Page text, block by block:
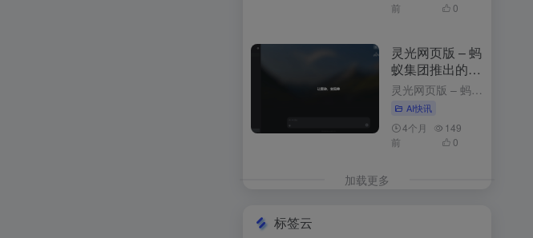
前
0
灵光网页版 – 蚂
蚁集团推出的AI
助手与应用生成
平台
灵光网页版 – 蚂蚁集团推出的AI助手与应用生成平台 3个月前更新 灵光网页版是什么 网页版是智能对话与应用生成平台，以简洁的界面和强大的功能为用户带来高效便捷的体验。用户登录后，可以通过与灵光对话...
AI快讯
4个月
前
149
0
加载更多
标签云